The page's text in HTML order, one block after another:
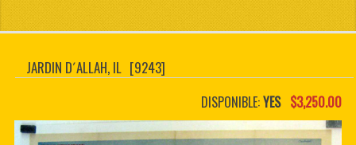
MON COPTE
CONTACTER
PDF BOOKS
CUSTOM PDF
JARDIN D´ALLAH, IL [9243]
DISPONIBLE:YES $3,250.00